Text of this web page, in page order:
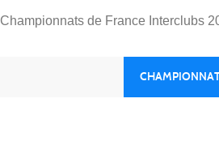
Championnats de France Interclubs